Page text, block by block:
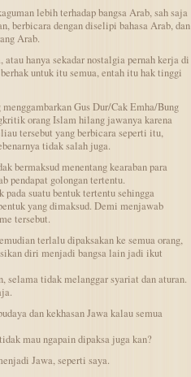
lebih terhadap bangsa Arab, sah saja
berbicara dengan diselipi bahasa Arab, dan
Arab.
hanya sekadar nostalgia pernah kerja di
untuk itu semua, entah itu hak tinggi
Gus Dur/Cak Emha/Bung
orang Islam hilang jawanya karena
tersebut yang berbicara seperti itu,
tidak salah juga.
bermaksud menentang kearaban para
pendapat golongan tertentu.
suatu bentuk tertentu sehingga
yang dimaksud. Demi menjawab
tersebut.
terlalu dipaksakan ke semua orang,
diri menjadi bangsa lain jadi ikut
selama tidak melanggar syariat dan aturan.
dan kekhasan Jawa kalau semua
mau ngapain dipaksa juga kan?
Jawa, seperti saya.